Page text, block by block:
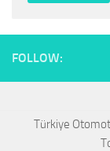
FOLLOW:
Türkiye